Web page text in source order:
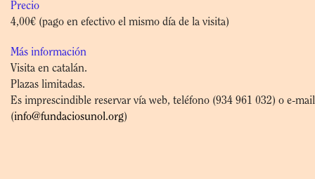
Precio
4,00€ (pago en efectivo el mismo día de la visita)
Más información
Visita en catalán.
Plazas limitadas.
Es imprescindible reservar vía web, teléfono (934 961 032) o e-mail
(info@fundaciosunol.org)